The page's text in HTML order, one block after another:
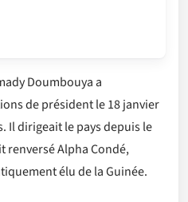
Doumbouya a
de président le 18 janvier
Il dirigeait le pays depuis le
renversé Alpha Condé,
élu de la Guinée.